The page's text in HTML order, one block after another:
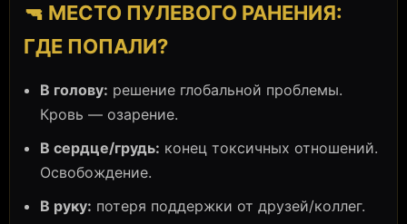
🔫 МЕСТО ПУЛЕВОГО РАНЕНИЯ:
ГДЕ ПОПАЛИ?
В голову: решение глобальной проблемы.
Кровь — озарение.
В сердце/грудь: конец токсичных отношений.
Освобождение.
В руку: потеря поддержки от друзей/коллег.